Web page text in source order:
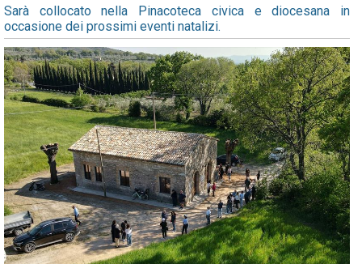
Sarà collocato nella Pinacoteca civica e diocesana in
occasione dei prossimi eventi natalizi.